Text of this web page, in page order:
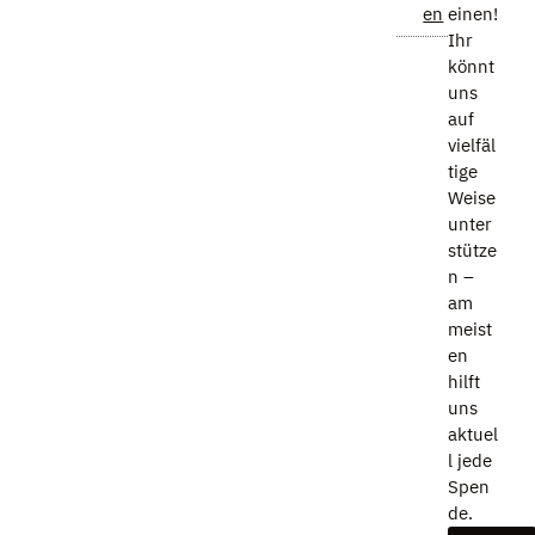
en einen!
Ihr
könnt
uns
auf
vielfäl
tige
Weise
unter
stütze
n –
am
meist
en
hilft
uns
aktuel
l jede
Spen
de.